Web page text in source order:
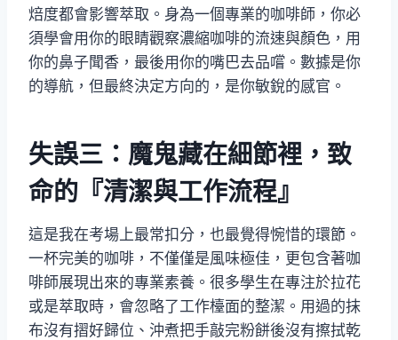
焙度都會影響萃取。身為一個專業的咖啡師，你必
須學會用你的眼睛觀察濃縮咖啡的流速與顏色，用
你的鼻子聞香，最後用你的嘴巴去品嚐。數據是你
的導航，但最終決定方向的，是你敏銳的感官。
失誤三：魔鬼藏在細節裡，致
命的『清潔與工作流程』
這是我在考場上最常扣分，也最覺得惋惜的環節。
一杯完美的咖啡，不僅僅是風味極佳，更包含著咖
啡師展現出來的專業素養。很多學生在專注於拉花
或是萃取時，會忽略了工作檯面的整潔。用過的抹
布沒有摺好歸位、沖煮把手敲完粉餅後沒有擦拭乾